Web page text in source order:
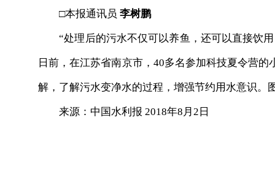
□本报通讯员 李树鹏
“处理后的污水不仅可以养鱼，还可以直接饮用
日前，在江苏省南京市，40多名参加科技夏令营
解，了解污水变净水的过程，增强节约用水意识
来源：中国水利报 2018年8月2日